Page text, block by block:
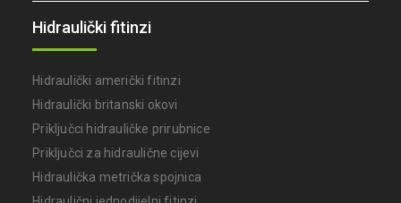
Hidraulički fitinzi
Hidraulički američki fitinzi
Hidraulički britanski okovi
Priključci hidrauličke prirubnice
Priključci za hidraulične cijevi
Hidraulička metrička spojnica